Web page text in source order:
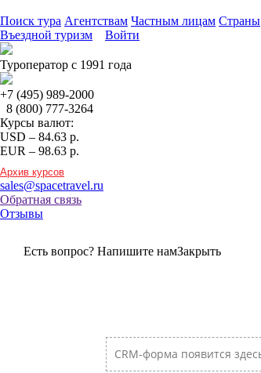
Поиск тура Агентствам Частным лицам Страны
Въездной туризм
Войти
Туроператор с 1991 года
+7 (495) 989-2000
8 (800) 777-3264
Курсы валют:
USD – 84.63 р.
EUR – 98.63 р.
Архив курсов
sales@spacetravel.ru
Обратная связь
Отзывы
Есть вопрос? Напишите намЗакрыть